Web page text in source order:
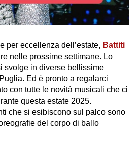
per eccellenza dell’estate, Battiti
nelle prossime settimane. Lo
svolge in diverse bellissime
Ed è pronto a regalarci
con tutte le novità musicali che ci
questa estate 2025.
che si esibiscono sul palco sono
del corpo di ballo